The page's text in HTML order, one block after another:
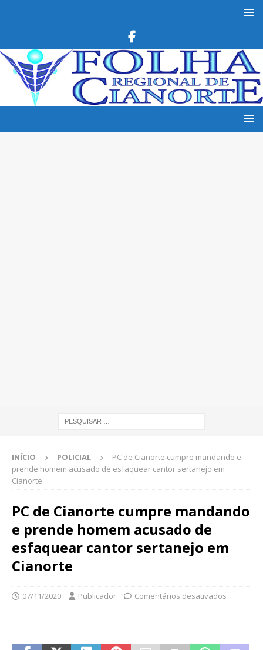
INÍCIO POLICIAL
PC de Cianorte cumpre mandando e
prende homem acusado de esfaquear cantor sertanejo em
Cianorte
PC de Cianorte cumpre mandando
e prende homem acusado de
esfaquear cantor sertanejo em
Cianorte
07/11/2020 Publicador Comentários desativados